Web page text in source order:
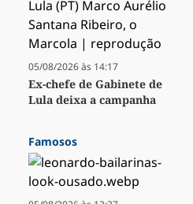
05/08/2026 às 14:17
Ex-chefe de Gabinete de
Lula deixa a campanha
Famosos